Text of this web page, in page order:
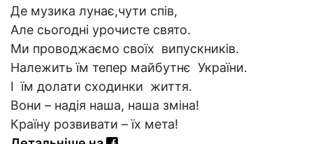
Де музика лунає,чути спів,
Але сьогодні урочисте свято.
Ми проводжаємо своїх випускників.
Належить їм тепер майбутнє України.
І їм долати сходинки життя.
Вони – надія наша, наша зміна!
Країну розвивати – їх мета!